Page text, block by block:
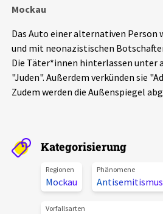
Leipziger Zustände
Schlaglichter
Aktuelles
Über uns
Mockau
Das Auto einer alternativen
und mit neonazistischen
Die Täter*innen hinterlassen unter
"Juden". Außerdem verkünden sie
Zudem werden die Außenspiegel
Kategorisierung
Regionen
Mockau
Phänomene
Antisemitismus
Vorfallsarten